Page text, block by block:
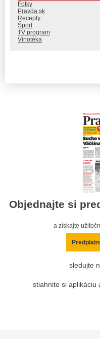
Fotky
Pravda.sk
Recepty
Šport
TV program
Vinotéka
Objednajte si
a získajte
sledujte
stiahnite si aplikáciu